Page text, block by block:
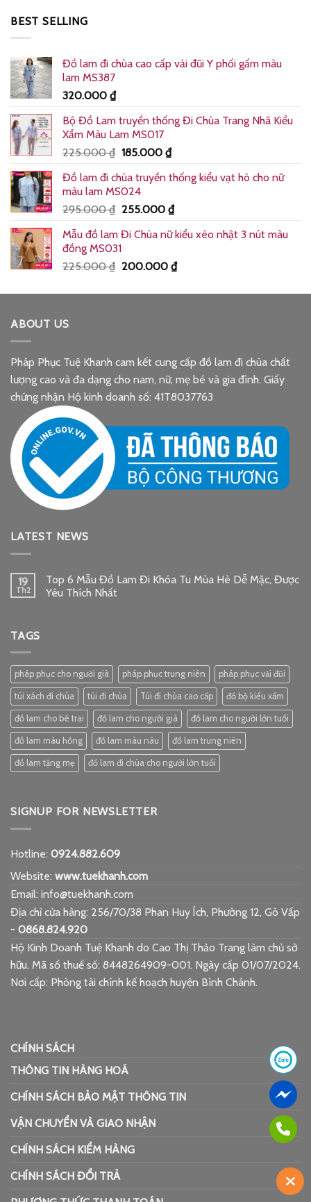
BEST SELLING
Đồ lam đi chùa cao cấp vải đũi Y phối gấm màu
lam MS387
320.000 ₫
Bộ Đồ Lam truyền thống Đi Chùa Trang Nhã Kiểu
Xẩm Màu Lam MS017
225.000₫ Giá
là:
225.000 ₫.
185.000 ₫Giá
tại
185.000 ₫.
Đồ lam đi chùa truyền thống kiểu vạt hò cho nữ
màu lam MS024
295.000₫ Giá
là:
295.000 ₫.
255.000 ₫Giá
tại
255.000 ₫.
Mẫu đồ lam Đi Chùa nữ kiểu xéo nhật 3 nút màu
đồng MS031
225.000₫ Giá
là:
200.000 ₫Giá
tại
ABOUT US
Pháp Phục Tuệ Khanh cam kết cung cấp đồ lam đi chùa chất
lượng cao và đa dạng cho nam, nữ, mẹ bé và gia đình. Giấy
chứng nhận Hộ kinh doanh số: 41T8037763
LATEST NEWS
19
Th2
Top 6 Mẫu Đồ Lam Đi Khóa Tu Mùa Hè Dễ Mặc, Được
Yêu Thích Nhất
TAGS
pháp phục cho người già pháp phục trung niên pháp phục vải đũi
túi xách đi chùa túi đi chùa Túi đi chùa cao cấp đồ bộ kiểu xẩm
đồ lam cho bé trai đồ lam cho người già đồ lam cho người lớn tuổi
đồ lam màu hồng đồ lam màu nâu đồ lam trung niên
đồ lam tặng mẹ đồ lam đi chùa cho người lớn tuổi
SIGNUP FOR NEWSLETTER
Hotline: 0924.882.609
Website: www.tuekhanh.com
Email: info@tuekhanh.com
Địa chỉ cửa hàng: 256/70/38 Phan Huy Ích, Phường 12, Gò Vấp
- 0868.824.920
Hộ Kinh Doanh Tuệ Khanh do Cao Thị Thảo Trang làm chủ sở
hữu. Mã số thuế số: 8448264909-001. Ngày cấp 01/07/2024.
Nơi cấp: Phòng tài chính kế hoạch huyện Bình Chánh.
CHÍNH SÁCH
THÔNG TIN HÀNG HOÁ
CHÍNH SÁCH BẢO MẬT THÔNG TIN
VẬN CHUYỂN VÀ GIAO NHẬN
CHÍNH SÁCH KIỂM HÀNG
CHÍNH SÁCH ĐỔI TRẢ